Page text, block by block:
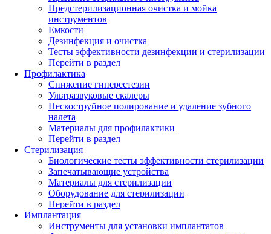
Предстерилизационная очистка и мойка
инструментов
Емкости
Дезинфекция и очистка
Тесты эффективности дезинфекции и стерилизации
Перейти в раздел
Профилактика
Снижение гиперестезии
Ультразвуковые скалеры
Пескоструйное полирование и удаление зубного
налета
Материалы для профилактики
Перейти в раздел
Стерилизация
Биологические тесты эффективности стерилизации
Запечатывающие устройства
Материалы для стерилизации
Оборудование для стерилизации
Перейти в раздел
Имплантация
Инструменты для установки имплантатов